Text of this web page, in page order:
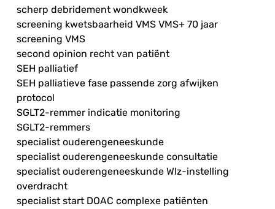
scherp debridement wondkweek
screening kwetsbaarheid VMS VMS+ 70 jaar
screening VMS
second opinion recht van patiënt
SEH palliatief
SEH palliatieve fase passende zorg afwijken
protocol
SGLT2-remmer indicatie monitoring
SGLT2-remmers
specialist ouderengeneeskunde
specialist ouderengeneeskunde consultatie
specialist ouderengeneeskunde Wlz-instelling
overdracht
specialist start DOAC complexe patiënten